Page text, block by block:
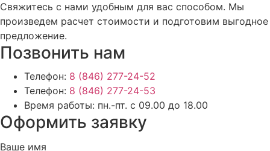
Свяжитесь с нами удобным для вас способом. Мы
произведем расчет стоимости и подготовим выгодное
предложение.
Позвонить нам
Телефон: 8 (846) 277-24-52
Телефон: 8 (846) 277-24-53
Время работы: пн.-пт. с 09.00 до 18.00
Оформить заявку
Ваше имя